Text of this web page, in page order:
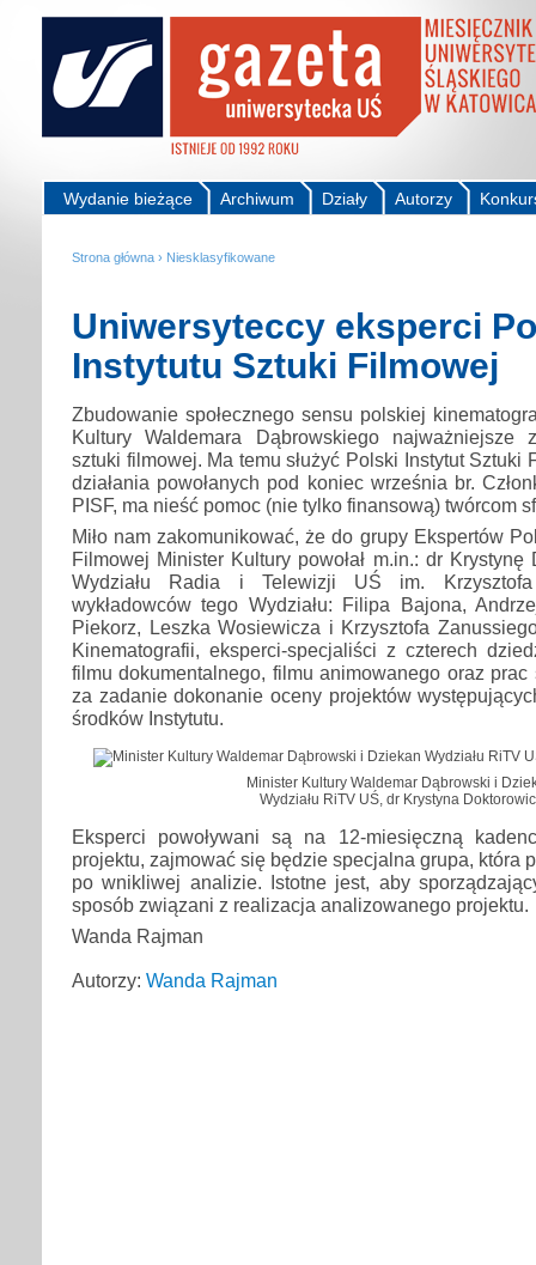
Autorzy
Działy
Archiwum
Wydanie bieżące
Strona główna › Niesklasyfikowane
Uniwersyteccy eksperci
Instytutu Sztuki Filmowej
Zbudowanie społecznego sensu polskiej
Kultury Waldemara Dąbrowskiego najważniejsze
sztuki filmowej. Ma temu służyć Polski Instytut Sztuki
działania powołanych pod koniec września br.
PISF, ma nieść pomoc (nie tylko finansową) twórcom
Miło nam zakomunikować, że do grupy Ekspertów
Filmowej Minister Kultury powołał m.in.: dr Krystynę
Wydziału Radia i Telewizji UŚ im.
wykładowców tego Wydziału: Filipa Bajona,
Piekorz, Leszka Wosiewicza i Krzysztofa
Kinematografii, eksperci-specjaliści z czterech
filmu dokumentalnego, filmu animowanego oraz
za zadanie dokonanie oceny projektów
środków Instytutu.
Minister Kultury Waldemar Dąbrowski i
Wydziału RiTV UŚ, dr Krystyna
Eksperci powoływani są na 12-miesięczną
projektu, zajmować się będzie specjalna grupa, która
po wnikliwej analizie. Istotne jest, aby
sposób związani z realizacja analizowanego projektu.
Wanda Rajman
Autorzy: Wanda Rajman